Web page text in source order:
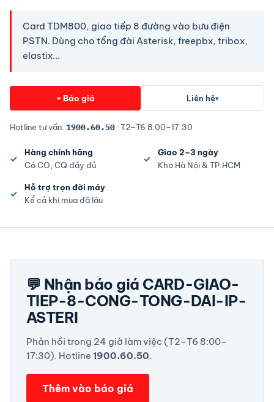
Card TDM800, giao tiếp 8 đường vào bưu điện
PSTN. Dùng cho tổng đài Asterisk, freepbx, tribox,
elastix...
+ Báo giá Liên hệ▾
Hotline tư vấn: 1900.60.50 · T2–T6 8:00–17:30
Hàng chính hãng
Có CO, CQ đầy đủ
Giao 2–3 ngày
Kho Hà Nội & TP.HCM
Hỗ trợ trọn đời máy
Kể cả khi mua đã lâu
💬 Nhận báo giá CARD-GIAO-
TIEP-8-CONG-TONG-DAI-IP-
ASTERI
Phản hồi trong 24 giờ làm việc (T2–T6 8:00–
17:30). Hotline 1900.60.50.
Thêm vào báo giá